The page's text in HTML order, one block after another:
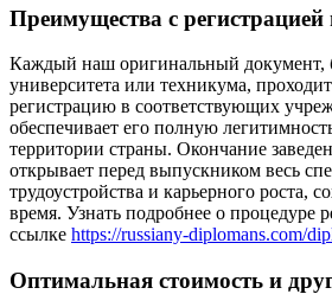
Преимущества с регистрацией
Каждый наш оригинальный документ,
университета или техникума,
регистрацию в соответствующих
обеспечивает его полную
территории страны. Окончание
открывает перед выпускником весь
трудоустройства и карьерного роста,
время. Узнать подробнее о процедуре
ссылке https://russiany-diplomans.com/
Оптимальная стоимость и